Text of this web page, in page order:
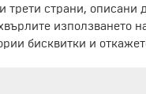
трети страни, описани
използването
бисквитки и